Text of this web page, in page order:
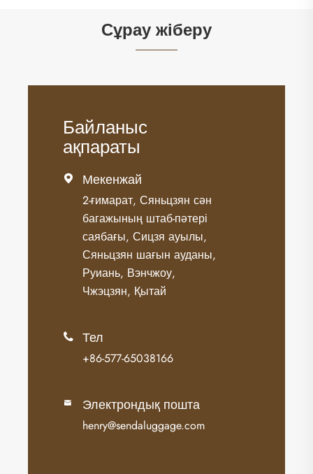
Сұрау жіберу
Байланыс
ақпараты
 Мекенжай
2-ғимарат, Сяньцзян сән
багажының штаб-пәтері
саябағы, Сицзя ауылы,
Сяньцзян шағын ауданы,
Руиань, Вэнчжоу,
Чжэцзян, Қытай
 Тел
+86-577-65038166
 Электрондық пошта
henry@sendaluggage.com